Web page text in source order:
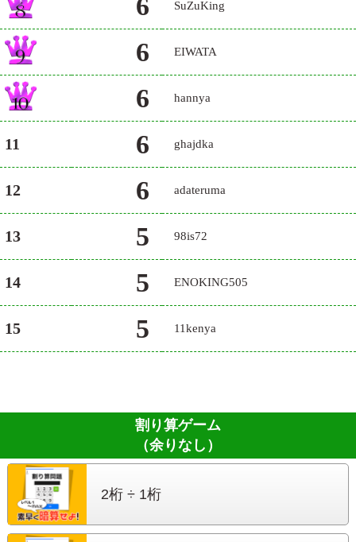
SuZuKing
6 EIWATA
6 hannya
11 6 ghajdka
12 6 adateruma
13 5 98is72
14 5 ENOKING505
15 5 11kenya
割り算ゲーム
（余りなし）
2桁 ÷ 1桁